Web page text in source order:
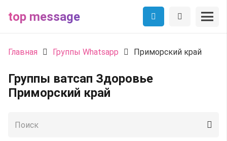
top message
Главная Группы Whatsapp Приморский край
Группы ватсап Здоровье
Приморский край